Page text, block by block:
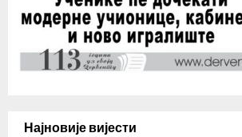
Најновије вијести